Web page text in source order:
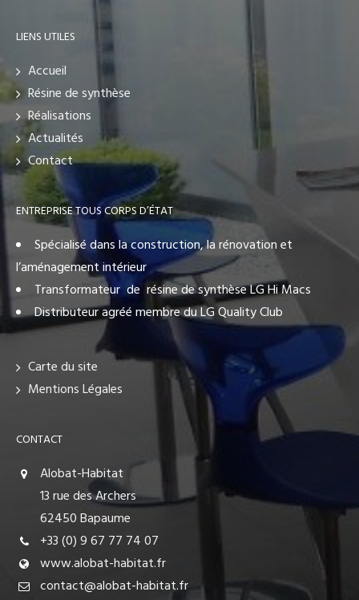
LIENS UTILES
Accueil
Résine de synthèse
Réalisations
Actualités
Contact
ENTREPRISE TOUS CORPS D’ÉTAT
Spécialisé dans la construction, la rénovation et
l’aménagement intérieur
Transformateur de résine de synthèse LG Hi Macs
Distributeur agréé membre du LG Quality Club
Carte du site
Mentions Légales
CONTACT
Alobat-Habitat
13 rue des Archers
62450 Bapaume
+33 (0) 9 67 77 74 07
www.alobat-habitat.fr
contact@alobat-habitat.fr